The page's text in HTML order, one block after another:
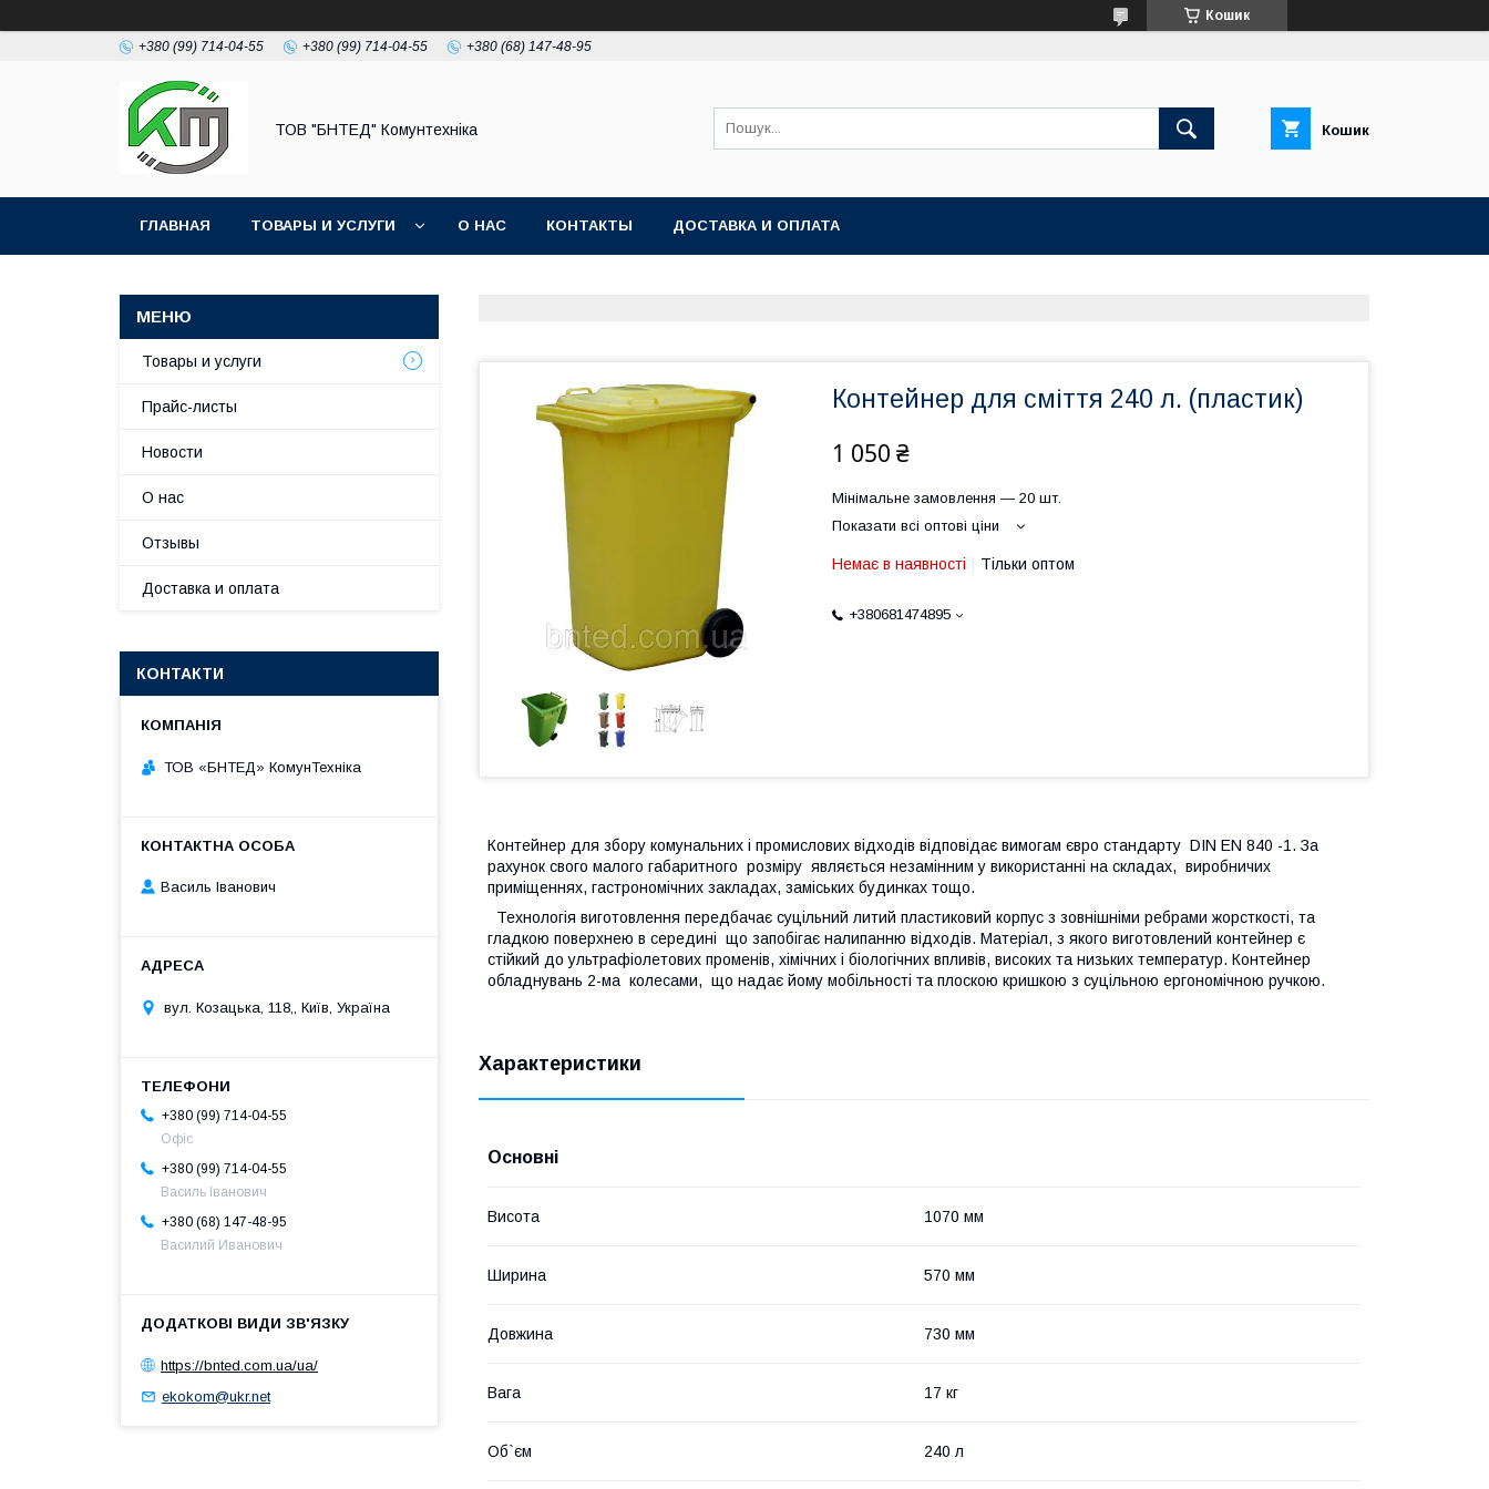
Кошик
+380 (99) 714-04-55 +380 (99) 714-04-55 +380 (68) 147-48-95
ТОВ "БНТЕД" Комунтехніка Кошик
ГЛАВНАЯ ТОВАРЫ И УСЛУГИ О НАС КОНТАКТЫ ДОСТАВКА И ОПЛАТА
Контейнер для сміття 240 л. (пластик)
1 050 ₴
Мінімальне замовлення — 20 шт.
Показати всі оптові ціни
Немає в наявності Тільки оптом
+380681474895
Контейнер для збору комунальних і промислових відходів відповідає вимогам євро стандарту DIN EN 840 -1. За
рахунок свого малого габаритного розміру являється незамінним у використанні на складах, виробничих
приміщеннях, гастрономічних закладах, заміських будинках тощо.
Технологія виготовлення передбачає суцільний литий пластиковий корпус з зовнішніми ребрами жорсткості, та
гладкою поверхнею в середині що запобігає налипанню відходів. Матеріал, з якого виготовлений контейнер є
стійкий до ультрафіолетових променів, хімічних і біологічних впливів, високих та низьких температур. Контейнер
обладнувань 2-ма колесами, що надає йому мобільності та плоскою кришкою з суцільною ергономічною ручкою.
Характеристики
Основні
Висота 1070 мм
Ширина 570 мм
Довжина 730 мм
Вага 17 кг
Об`єм 240 л
Товары и услуги
Прайс-листы
Новости
О нас
Отзывы
Доставка и оплата
КОНТАКТИ
ТОВ «БНТЕД» КомунТехніка
Василь Іванович
вул. Козацька, 118,, Київ, Україна
+380 (99) 714-04-55
Офіс
+380 (99) 714-04-55
Василь Іванович
+380 (68) 147-48-95
Василий Иванович
https://bnted.com.ua/ua/
ekokom@ukr.net